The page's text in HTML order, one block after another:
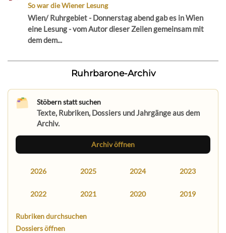
So war die Wiener Lesung
Wien/ Ruhrgebiet - Donnerstag abend gab es in Wien
eine Lesung - vom Autor dieser Zeilen gemeinsam mit
dem dem...
Ruhrbarone-Archiv
Stöbern statt suchen
Texte, Rubriken, Dossiers und Jahrgänge aus dem
Archiv.
Archiv öffnen
2026 2025 2024 2023
2022 2021 2020 2019
Rubriken durchsuchen
Dossiers öffnen